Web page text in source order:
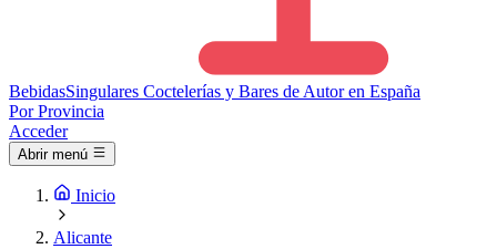
BebidasSingulares Coctelerías y Bares de Autor en España
Por Provincia
Acceder
Abrir menú
Inicio
Alicante